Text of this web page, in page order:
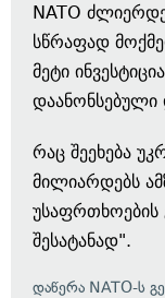
NATO
სწრაფად
მეტი
დაანონსებული
რაც შეეხება
მილიარდებს
უსაფრთხოების
შესატანად".
დაწერა NATO-ს